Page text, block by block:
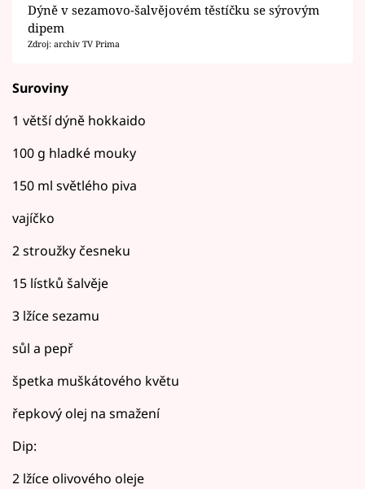
Dýně v sezamovo-šalvějovém těstíčku se sýrovým
dipem
Zdroj: archiv TV Prima
Suroviny
1 větší dýně hokkaido
100 g hladké mouky
150 ml světlého piva
vajíčko
2 stroužky česneku
15 lístků šalvěje
3 lžíce sezamu
sůl a pepř
špetka muškátového květu
řepkový olej na smažení
Dip:
2 lžíce olivového oleje